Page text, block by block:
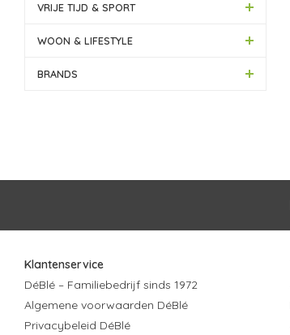
VRIJE TIJD & SPORT
WOON & LIFESTYLE
BRANDS
Klantenservice
DéBlé – Familiebedrijf sinds 1972
Algemene voorwaarden DéBlé
Privacybeleid DéBlé